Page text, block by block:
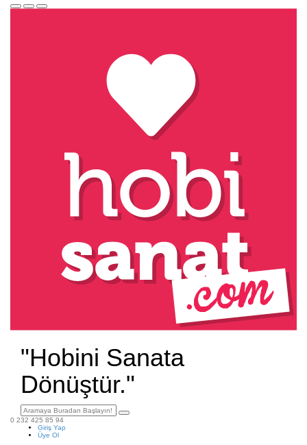
"Hobini Sanata
Dönüştür."
0 232 425 85 94
Giriş Yap
Üye Ol